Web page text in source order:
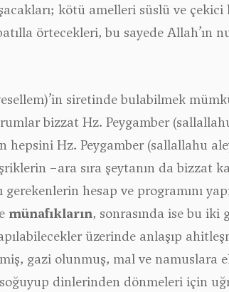
kötü amelleri süslü ve çekici
örtecekleri, bu sayede Allah’ın
siretinde bulabilmek
bizzat Hz. Peygamber
Hz. Peygamber (sallallahu
−ara sıra şeytanın da bizzat
hesap ve programını
münafıkların, sonrasında ise bu iki
üzerinde anlaşıp
gazi olunmuş, mal ve namuslara
soğuyup dinlerinden dönmeleri için